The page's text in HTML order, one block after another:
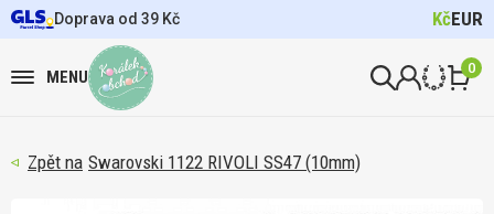
Doprava od 39 Kč KčEUR
MENU 0
Swarovski 1122 RIVOLI SS47 (10mm)